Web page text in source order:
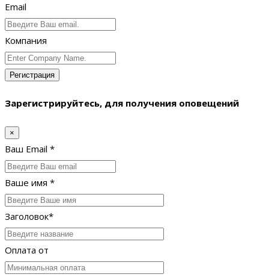
Email
Компания
Регистрация
Зарегистрируйтесь, для получения оповещений
×
Ваш Email *
Ваше имя *
Заголовок*
Оплата от